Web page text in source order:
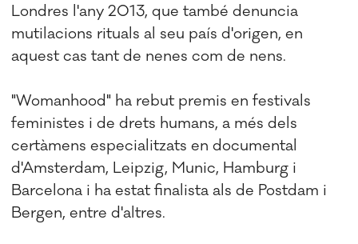
Londres l'any 2013, que també denuncia
mutilacions rituals al seu país d'origen, en
aquest cas tant de nenes com de nens.
"Womanhood" ha rebut premis en festivals
feministes i de drets humans, a més dels
certàmens especialitzats en documental
d'Amsterdam, Leipzig, Munic, Hamburg i
Barcelona i ha estat finalista als de Postdam i
Bergen, entre d'altres.